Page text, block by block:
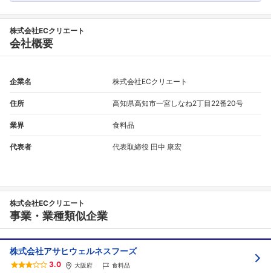
株式会社ECクリエート
会社概要
企業名 株式会社ECクリエート
住所 高知県高知市一宮しなね2丁目22番20号
業界 食料品
代表者 代表取締役 田中 康宏
株式会社ECクリエート
事業・業種類似企業
株式会社アサヒウェルネスフーズ
3.0 大阪府 食料品